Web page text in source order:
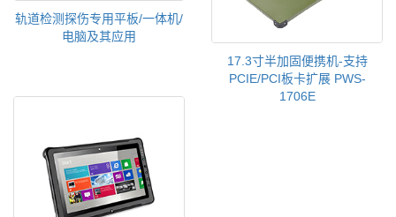
轨道检测探伤专用平板/一体机/
电脑及其应用
17.3寸半加固便携机-支持
PCIE/PCI板卡扩展 PWS-
1706E